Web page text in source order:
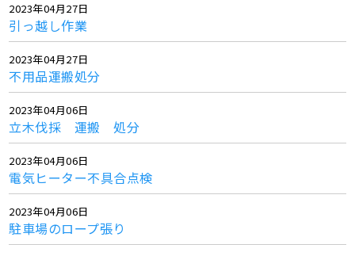
2023年04月27日
引っ越し作業
2023年04月27日
不用品運搬処分
2023年04月06日
立木伐採 運搬 処分
2023年04月06日
電気ヒーター不具合点検
2023年04月06日
駐車場のロープ張り